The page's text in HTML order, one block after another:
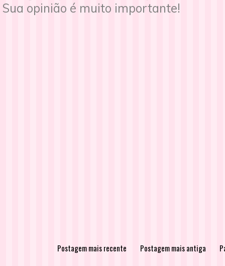
Sua opinião é muito importante!
Postagem mais recente Postagem mais antiga